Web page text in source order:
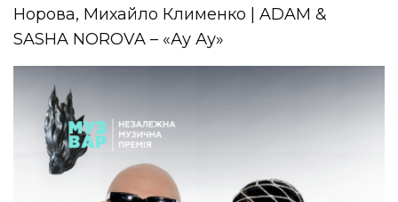
Норова, Михайло Клименко | ADAM &
SASHA NOROVA – «Ау Ау»